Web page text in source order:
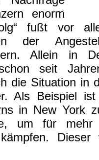
enorm
fußt vor
der
Allein in
schon seit
die Situation in
Als Beispiel
in New York
um für mehr